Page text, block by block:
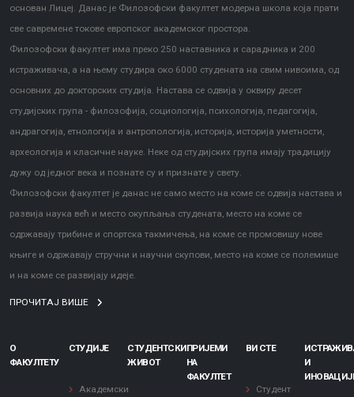
основан Лицеј. Данас је Филозофски факултет модерна школа која прати
све савремене токове европског академског простора.
Филозофски факултет има преко 250 наставника и сарадника и 200
истраживача, а на њему студира око 6000 студената на свим нивоима, од
основних до докторских студија. Настава се одвија у оквиру десет
студијских група - филозофија, социологија, психологија, педагогија,
андрагогија, етнологија и антропологија, историја, историја уметности,
археологија и класичне науке. Неке од студијских група имају традицију
дужу од једног века и познате су и признате у свету.
Филозофски факултет је данас не само место на коме се одвија настава и
развија наука већ и место окупљања студената, место на коме се
одржавају трибине и спортска такмичења, на коме се промовишу нове
књиге и одржавају стручни и научни скупови, место на коме се полемише
и на коме се развијају идеје.
ПРОЧИТАЈ ВИШЕ
О
ФАКУЛТЕТУ
СТУДИЈЕ
Академски
СТУДЕНТСКИ
ЖИВОТ
ПРИЈЕМИ
НА
ФАКУЛТЕТ
ВИ СТЕ
Студент
И